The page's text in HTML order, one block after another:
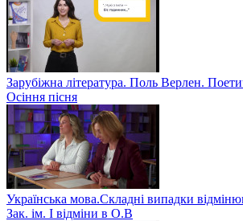
Зарубіжна література. Поль Верлен.
Осіння пісня
Українська мова.Складні випадки
Зак. ім. І відміни в О.В